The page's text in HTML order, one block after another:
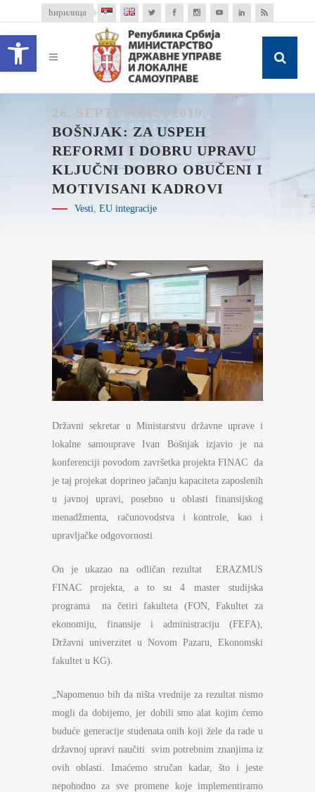
Open toolbar
ћирилица
26. SEPTEMBRA 2019.
BOŠNJAK: ZA USPEH
REFORMI I DOBRU UPRAVU
KLJUČNI DOBRO OBUČENI I
MOTIVISANI KADROVI
Vesti, EU integracije
Državni sekretar u Ministarstvu državne uprave i
lokalne samouprave Ivan Bošnjak izjavio je na
konferenciji povodom završetka projekta FINAC da
je taj projekat doprineo jačanju kapaciteta zaposlenih
u javnoj upravi, posebno u oblasti finansijskog
menadžmenta, računovodstva i kontrole, kao i
upravljačke odgovornosti.
On je ukazao na odličan rezultat ERAZMUS
FINAC projekta, a to su 4 master studijska
programa na četiri fakulteta (FON, Fakultet za
ekonomiju, finansije i administraciju (FEFA),
Državni univerzitet u Novom Pazaru, Ekonomski
fakultet u KG).
„Napomenuo bih da ništa vrednije za rezultat nismo
mogli da dobijemo, jer dobili smo alat kojim ćemo
buduće generacije studenata onih koji žele da rade u
državnoj upravi naučiti svim potrebnim znanjima iz
ovih oblasti. Imaćemo stručan kadar, što i jeste
nepohodno za sve promene koje implementiramo